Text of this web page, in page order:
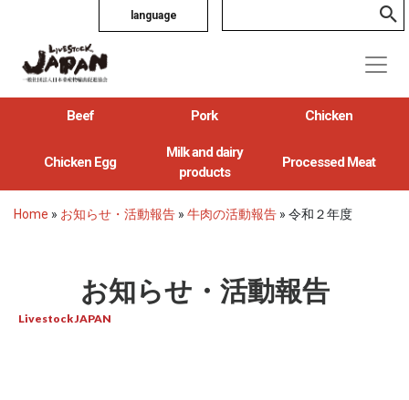
language
Beef Pork Chicken
Chicken Egg
Milk and dairy
products
Processed Meat
Home » お知らせ・活動報告 » 牛肉の活動報告 » 令和２年度
お知らせ・活動報告
Livestock JAPAN